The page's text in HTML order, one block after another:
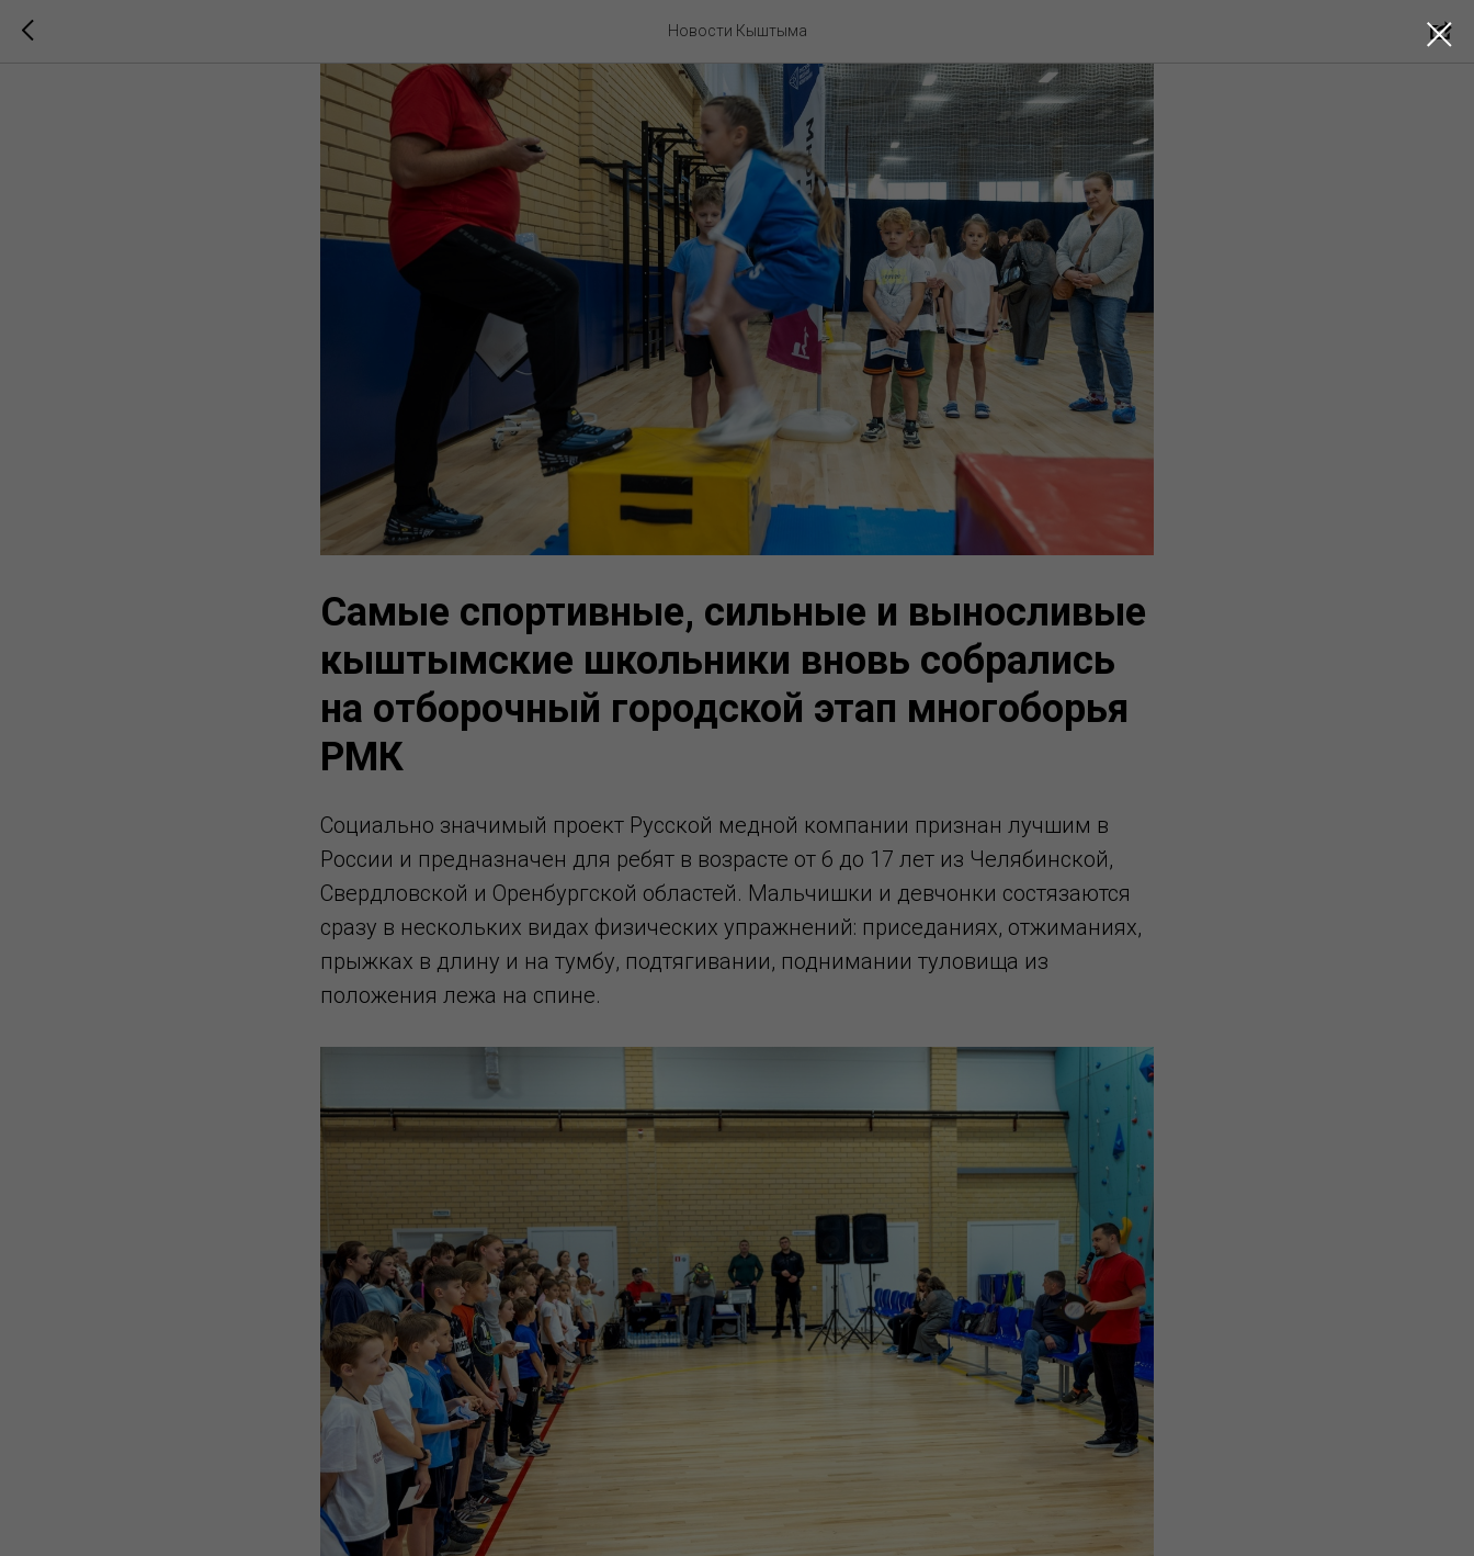
Новости Кыштыма
Самые спортивные, сильные и выносливые
кыштымские школьники вновь собрались
на отборочный городской этап многоборья
РМК
Социально значимый проект Русской медной компании признан лучшим в
России и предназначен для ребят в возрасте от 6 до 17 лет из Челябинской,
Свердловской и Оренбургской областей. Мальчишки и девчонки состязаются
сразу в нескольких видах физических упражнений: приседаниях, отжиманиях,
прыжках в длину и на тумбу, подтягивании, поднимании туловища из
положения лежа на спине.